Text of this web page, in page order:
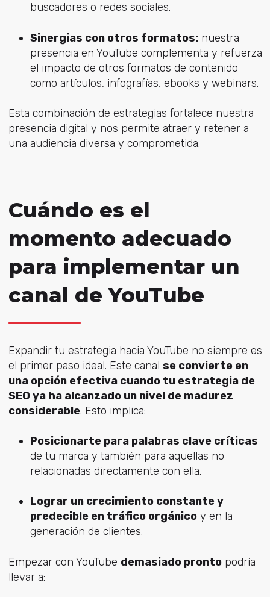
buscadores o redes sociales.
Sinergias con otros formatos:nuestra
presencia en YouTube complementa y refuerza
el impacto de otros formatos de contenido
como artículos, infografías, ebooks y webinars.
Esta combinación de estrategias fortalece nuestra
presencia digital y nos permite atraer y retener a
una audiencia diversa y comprometida.
Cuándo es el
momento adecuado
para implementar un
canal de YouTube
Expandir tu estrategia hacia YouTube no siempre es
el primer paso ideal. Este canal se convierte en
una opción efectiva cuando tu estrategia de
SEO ya ha alcanzado un nivel de madurez
considerable. Esto implica:
Posicionarte para palabras clave críticas
de tu marca y también para aquellas no
relacionadas directamente con ella.
Lograr un crecimiento constante y
predecible en tráfico orgánicoy en la
generación de clientes.
Empezar con YouTube demasiado prontopodría
llevar a: